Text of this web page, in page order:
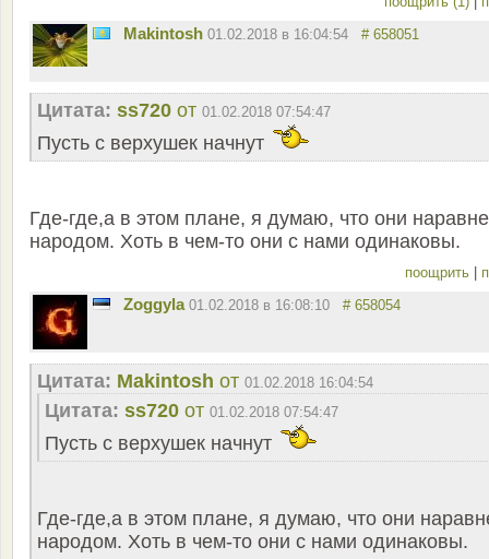
Makintosh 01.02.2018 в 16:04:54 # 658051
Цитата: ss720 от 01.02.2018 07:54:47
Пусть с верхушек начнут
Где-где,а в этом плане, я думаю, что они
народом. Хоть в чем-то они с нами одинаковы.
поощрить
Zoggyla 01.02.2018 в 16:08:10 # 658054
Цитата: Makintosh от 01.02.2018 16:04:54
Цитата: ss720 от 01.02.2018 07:54:47
Пусть с верхушек начнут
Где-где,а в этом плане, я думаю, что они
народом. Хоть в чем-то они с нами одинаковы.